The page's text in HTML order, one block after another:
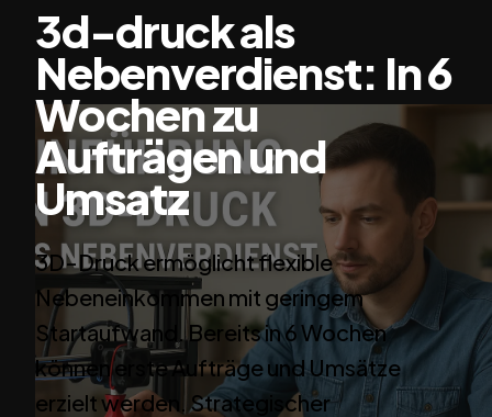
3d-druck als
Nebenverdienst: In 6
Wochen zu
Aufträgen und
Umsatz
3D-Druck ermöglicht flexible
Nebeneinkommen mit geringem
Startaufwand. Bereits in 6 Wochen
können erste Aufträge und Umsätze
erzielt werden. Strategischer